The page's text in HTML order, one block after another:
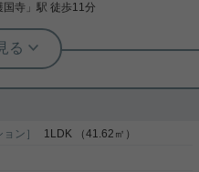
国寺 」駅 徒歩11分
式会社 根津駅前センター） スタ
の2DK☆各居室収納の他ト
ム有
2DK クローゼット・シューズボックス
ルーム利用可能 角部屋で2方向に窓
ッチン独立型で匂いがリビングに流れ
ン］ 1LDK （41.62㎡）